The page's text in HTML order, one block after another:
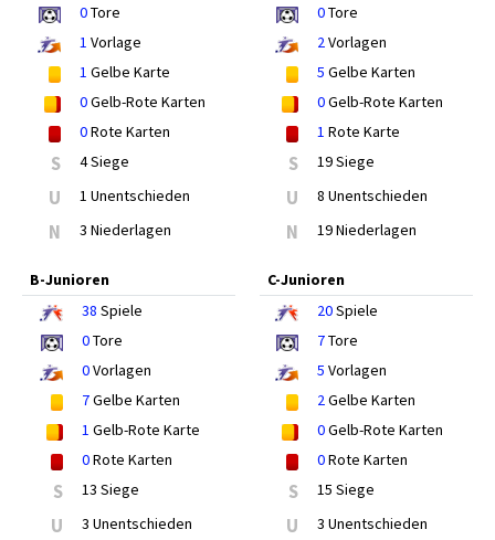
0Tore
1 Vorlage
1 Gelbe Karte
0Gelb-Rote Karten
0Rote Karten
S 4 Siege
U 1 Unentschieden
N 3 Niederlagen
0Tore
2Vorlagen
5 Gelbe Karten
0Gelb-Rote Karten
1 Rote Karte
S 19 Siege
U 8 Unentschieden
N 19 Niederlagen
B-Junioren
38 Spiele
0Tore
0Vorlagen
7Gelbe Karten
1 Gelb-Rote Karte
0Rote Karten
S 13 Siege
U 3 Unentschieden
C-Junioren
20Spiele
7Tore
5 Vorlagen
2Gelbe Karten
0Gelb-Rote Karten
0Rote Karten
S 15 Siege
U 3 Unentschieden